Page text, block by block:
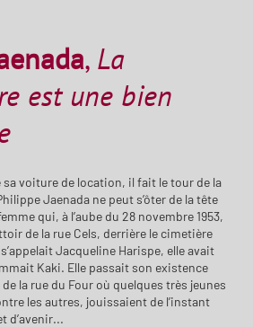
, La
est une bien
sa voiture de location, il fait le tour de la
Jaenada ne peut s’ôter de la tête
qui, à l’aube du 28 novembre 1953,
de la rue Cels, derrière le cimetière
Jacqueline Harispe, elle avait
Kaki. Elle passait son existence
la rue du Four où quelques très jeunes
les autres, jouissaient de l’instant
d’avenir...